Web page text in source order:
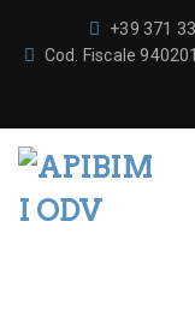
+39 371
Cod. Fiscale